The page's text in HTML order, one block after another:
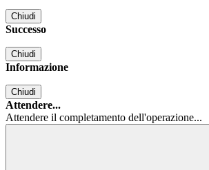
Chiudi
Successo
Chiudi
Informazione
Chiudi
Attendere...
Attendere il completamento dell'operazione...